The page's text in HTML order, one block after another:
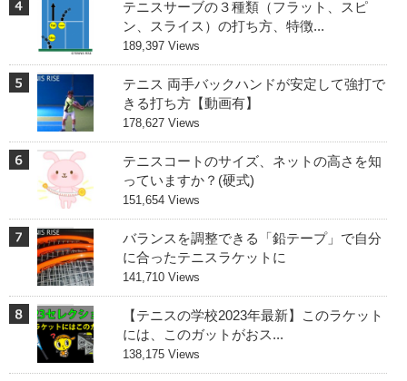
テニスサーブの３種類（フラット、スピ
ン、スライス）の打ち方、特徴...
189,397 Views
テニス 両手バックハンドが安定して強打で
きる打ち方【動画有】
178,627 Views
テニスコートのサイズ、ネットの高さを知
っていますか？(硬式)
151,654 Views
バランスを調整できる「鉛テープ」で自分
に合ったテニスラケットに
141,710 Views
【テニスの学校2023年最新】このラケット
には、このガットがおス...
138,175 Views